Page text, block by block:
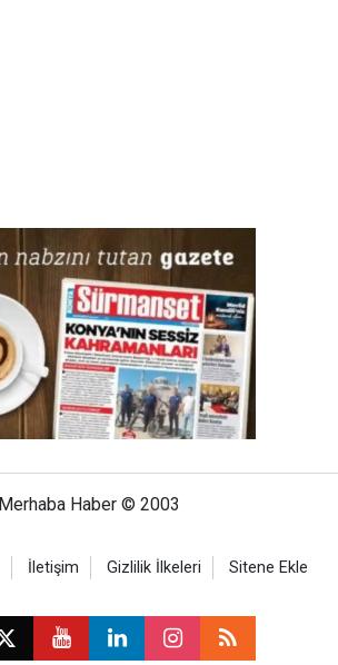
Merhaba Haber © 2003
İletişim Gizlilik İlkeleri Sitene Ekle